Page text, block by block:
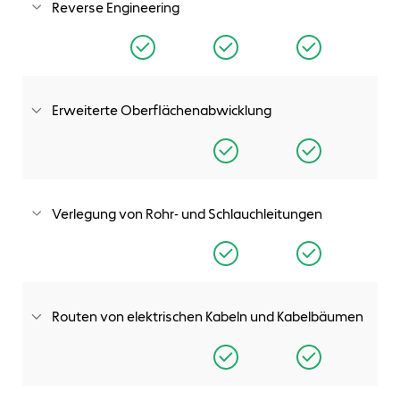
Reverse Engineering
Erstellen Sie Konstruktionen mit der Möglichkeit zum
Importieren, Bearbeiten, Evaluieren und Erstellen von
Erweiterte Oberflächenabwicklung
Wickeln Sie komplexe, nicht-abwickelbare Oberflächen ab,
die typischerweise in Textilprodukten wie Kleidung oder in
Verlegung von Rohr- und Schlauchleitungen
Beschleunigen Sie die Konstruktion und Dokumentation
von Rohrleitungs- und Schlauchsystemen.
Routen von elektrischen Kabeln und Kabelbäumen
Beschleunigen Sie die Konstruktion elektrischer 3D-
Leitungen und die Erstellung von